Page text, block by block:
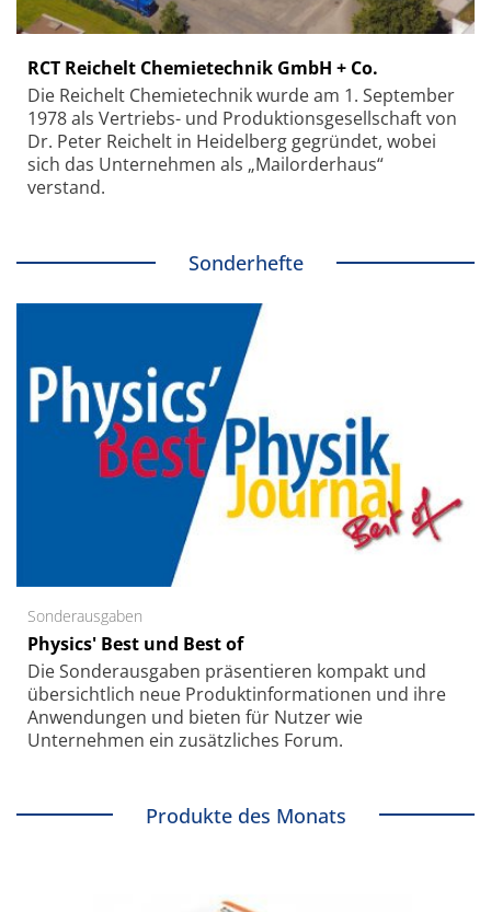
RCT Reichelt Chemietechnik GmbH + Co.
Die Reichelt Chemietechnik wurde am 1. September
1978 als Vertriebs- und Produktionsgesellschaft von
Dr. Peter Reichelt in Heidelberg gegründet, wobei
sich das Unternehmen als „Mailorderhaus“
verstand.
Sonderhefte
Sonderausgaben
Physics' Best und Best of
Die Sonder­ausgaben präsentieren kompakt und
übersichtlich neue Produkt­informationen und ihre
Anwendungen und bieten für Nutzer wie
Unternehmen ein zusätzliches Forum.
Produkte des Monats